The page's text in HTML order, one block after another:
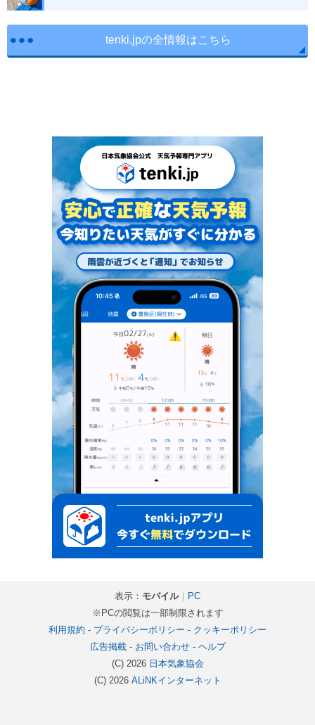
tenki.jpの全情報はこちら
表示： モバイル｜ PC
※PCの閲覧は一部制限されます
利用規約 - プライバシーポリシー - クッキーポリシー
広告掲載- お問い合わせ- ヘルプ
(C) 2026 日本気象協会
(C) 2026 ALiNKインターネット